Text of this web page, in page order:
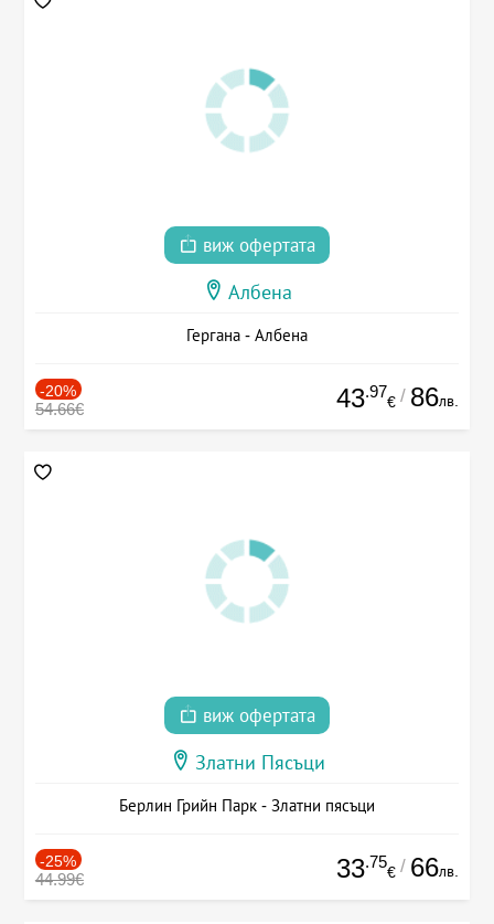
виж офертата
Албена
Гергана - Албена
-20%
54.66€ 43.97
€ / 86лв.
виж офертата
Златни Пясъци
Берлин Грийн Парк - Златни пясъци
-25%
44.99€ 33.75
€ / 66лв.